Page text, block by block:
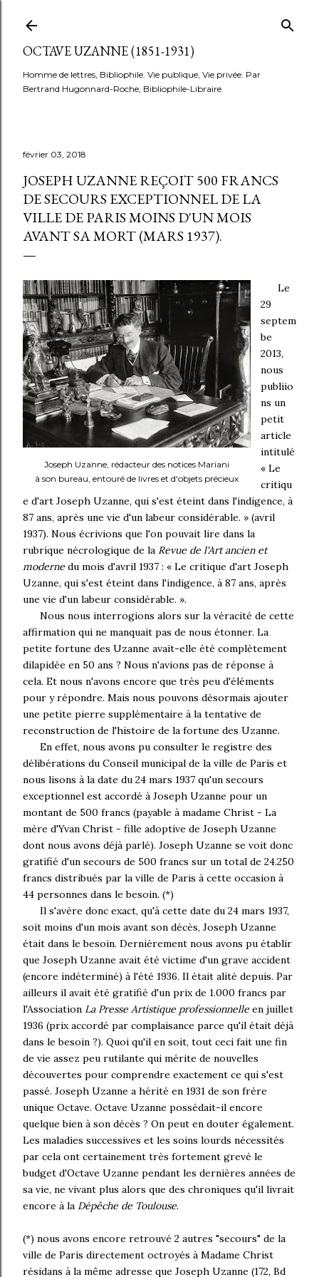
OCTAVE UZANNE (1851-1931)
Homme de lettres, Bibliophile. Vie publique, Vie privée. Par
Bertrand Hugonnard-Roche, Bibliophile-Libraire
février 03, 2018
JOSEPH UZANNE REÇOIT 500 FRANCS
DE SECOURS EXCEPTIONNEL DE LA
VILLE DE PARIS MOINS D'UN MOIS
AVANT SA MORT (MARS 1937).
Joseph Uzanne, rédacteur des notices Mariani
à son bureau, entouré de livres et d'objets précieux
Le
29
septem
be
2013,
nous
publiio
ns un
petit
article
intitulé
« Le
critiqu
e d'art Joseph Uzanne, qui s'est éteint dans l'indigence, à
87 ans, après une vie d'un labeur considérable. » (avril
1937). Nous écrivions que l'on pouvait lire dans la
rubrique nécrologique de la Revue de l'Art ancien et
moderne du mois d'avril 1937 : « Le critique d'art Joseph
Uzanne, qui s'est éteint dans l'indigence, à 87 ans, après
une vie d'un labeur considérable. ».
Nous nous interrogions alors sur la véracité de cette
affirmation qui ne manquait pas de nous étonner. La
petite fortune des Uzanne avait-elle été complètement
dilapidée en 50 ans ? Nous n'avions pas de réponse à
cela. Et nous n'avons encore que très peu d'éléments
pour y répondre. Mais nous pouvons désormais ajouter
une petite pierre supplémentaire à la tentative de
reconstruction de l'histoire de la fortune des Uzanne.
En effet, nous avons pu consulter le registre des
délibérations du Conseil municipal de la ville de Paris et
nous lisons à la date du 24 mars 1937 qu'un secours
exceptionnel est accordé à Joseph Uzanne pour un
montant de 500 francs (payable à madame Christ - La
mère d'Yvan Christ - fille adoptive de Joseph Uzanne
dont nous avons déjà parlé). Joseph Uzanne se voit donc
gratifié d'un secours de 500 francs sur un total de 24.250
francs distribués par la ville de Paris à cette occasion à
44 personnes dans le besoin. (*)
Il s'avère donc exact, qu'à cette date du 24 mars 1937,
soit moins d'un mois avant son décès, Joseph Uzanne
était dans le besoin. Dernièrement nous avons pu établir
que Joseph Uzanne avait été victime d'un grave accident
(encore indéterminé) à l'été 1936. Il était alité depuis. Par
ailleurs il avait été gratifié d'un prix de 1.000 francs par
l'Association La Presse Artistique professionnelle en juillet
1936 (prix accordé par complaisance parce qu'il était déjà
dans le besoin ?). Quoi qu'il en soit, tout ceci fait une fin
de vie assez peu rutilante qui mérite de nouvelles
découvertes pour comprendre exactement ce qui s'est
passé. Joseph Uzanne a hérité en 1931 de son frère
unique Octave. Octave Uzanne possédait-il encore
quelque bien à son décès ? On peut en douter également.
Les maladies successives et les soins lourds nécessités
par cela ont certainement très fortement grevé le
budget d'Octave Uzanne pendant les dernières années de
sa vie, ne vivant plus alors que des chroniques qu'il livrait
encore à la Dépêche de Toulouse.
(*) nous avons encore retrouvé 2 autres "secours" de la
ville de Paris directement octroyés à Madame Christ
résidans à la même adresse que Joseph Uzanne (172, Bd